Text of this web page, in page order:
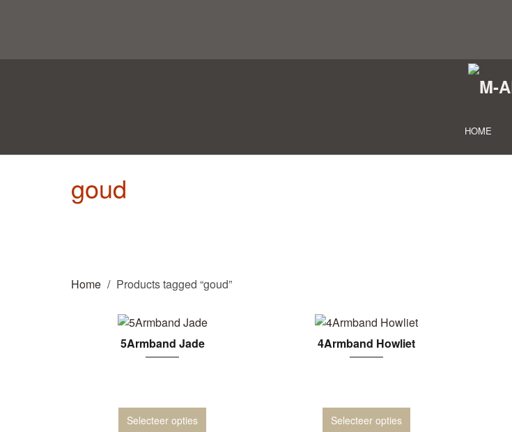
HOME
goud
Home Products tagged “goud”
5Armband Jade
Selecteer opties
4Armband Howliet
Selecteer opties